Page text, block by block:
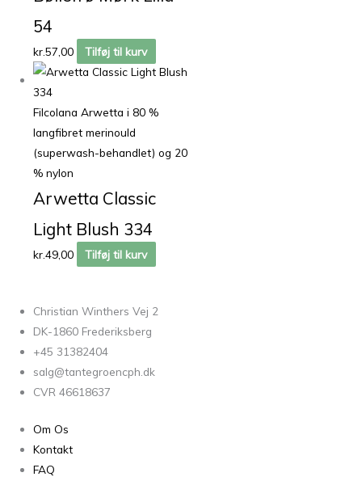
54
kr.57,00 Tilføj til kurv
Filcolana Arwetta i 80 %
langfibret merinould
(superwash-behandlet) og 20
% nylon
Arwetta Classic
Light Blush 334
kr.49,00 Tilføj til kurv
Christian Winthers Vej 2
DK-1860 Frederiksberg
+45 31382404
salg@tantegroencph.dk
CVR 46618637
Om Os
Kontakt
FAQ